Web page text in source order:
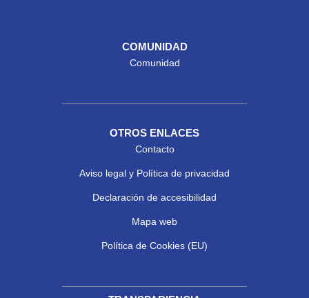
COMUNIDAD
Comunidad
OTROS ENLACES
Contacto
Aviso legal y Política de privacidad
Declaración de accesibilidad
Mapa web
Política de Cookies (EU)